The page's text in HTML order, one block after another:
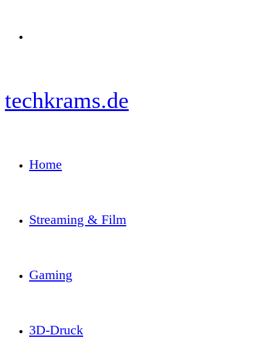
techkrams.de
Home
Streaming & Film
Gaming
3D-Druck